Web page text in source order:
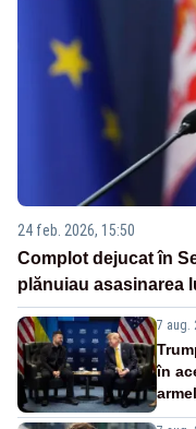
24 feb. 2026, 15:50
Complot dejucat în
plănuiau asasinarea
7 aug.
în